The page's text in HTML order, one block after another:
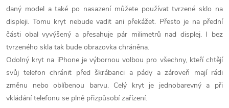
daný model a také po nasazení můžete používat tvrzené sklo na
displeji. Tomu kryt nebude vadit ani překážet. Přesto je na přední
části obal vyvýšený a přesahuje pár milimetrů nad displej. I bez
tvrzeného skla tak bude obrazovka chráněna.
Odolný kryt na iPhone je výbornou volbou pro všechny, kteří chtějí
svůj telefon chránit před škrábanci a pády a zároveň mají rádi
změnu nebo oblíbenou barvu. Celý kryt je jednobarevný a při
vkládání telefonu se plně přizpůsobí zařízení.